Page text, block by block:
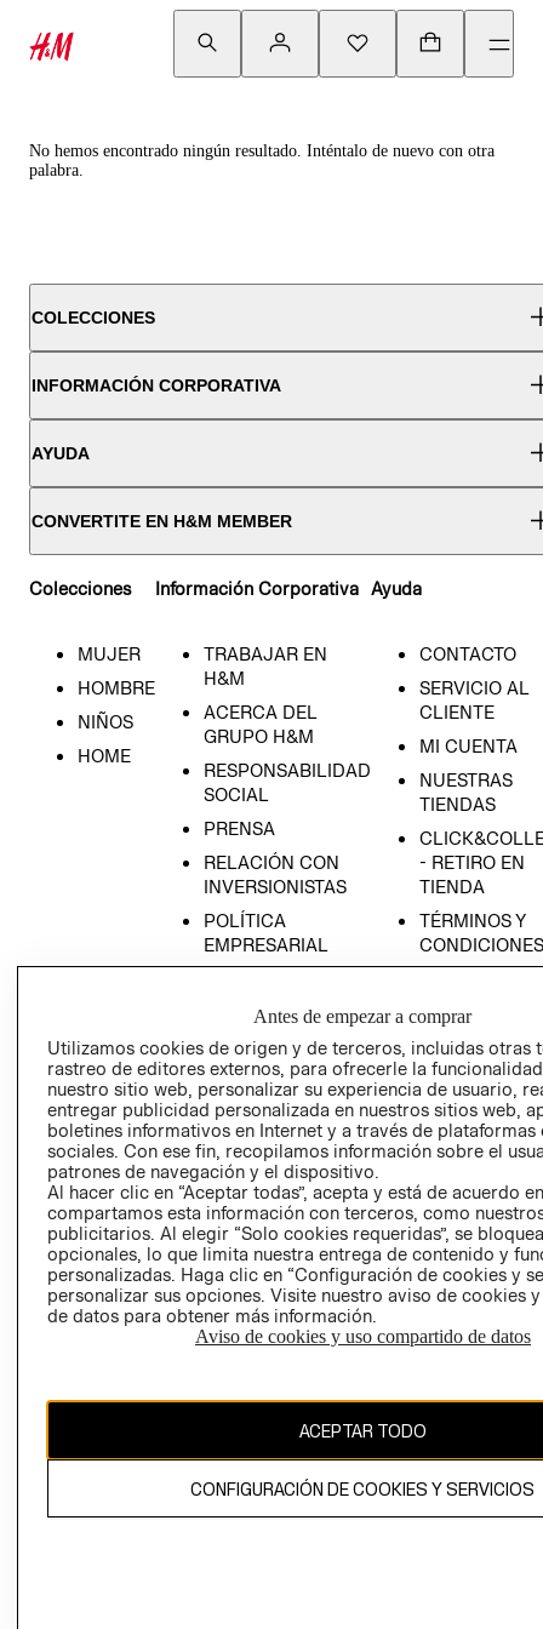
No hemos encontrado ningún resultado. Inténtalo de nuevo con otra
palabra.
COLECCIONES
INFORMACIÓN CORPORATIVA
AYUDA
CONVERTITE EN H&M MEMBER
Colecciones
MUJER
HOMBRE
NIÑOS
HOME
Información Corporativa
TRABAJAR EN
H&M
ACERCA DEL
GRUPO H&M
RESPONSABILIDAD
SOCIAL
PRENSA
RELACIÓN CON
INVERSIONISTAS
POLÍTICA
EMPRESARIAL
Ayuda
CONTACTO
SERVICIO AL
CLIENTE
MI CUENTA
NUESTRAS
TIENDAS
- RETIRO EN
TIENDA
TÉRMINOS Y
CONDICIONES
GIFT CARD
AVISO DE
COOKIES
Uruguay ($U)
CAMBIAR REGIÓN
propiedad de H&M Hennes & Mauritz AB.
Antes de empezar a comprar
Utilizamos cookies de origen y de terceros, incluidas otras
rastreo de editores externos, para ofrecerle la
nuestro sitio web, personalizar su experiencia de usuario,
entregar publicidad personalizada en nuestros sitios web,
boletines informativos en Internet y a través de plataformas
sociales. Con ese fin, recopilamos información sobre el
patrones de navegación y el dispositivo.
Al hacer clic en “Aceptar todas”, acepta y está de acuerdo
compartamos esta información con terceros, como
publicitarios. Al elegir “Solo cookies requeridas”, se
opcionales, lo que limita nuestra entrega de contenido y
personalizadas. Haga clic en “Configuración de cookies y
personalizar sus opciones. Visite nuestro aviso de cookies
de datos para obtener más información.
Aviso de cookies y uso compartido de datos
ACEPTAR TODO
CONFIGURACIÓN DE COOKIES Y SERVICIOS